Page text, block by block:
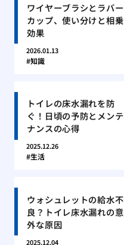
ワイヤーブラシとラバー
カップ、使い分けと相乗
効果
2026.01.13
知識
トイレの床水漏れを防
ぐ！日頃の予防とメンテ
ナンスの心得
2025.12.26
生活
ウォシュレットの給水不
良？トイレ床水漏れの意
外な原因
2025.12.04